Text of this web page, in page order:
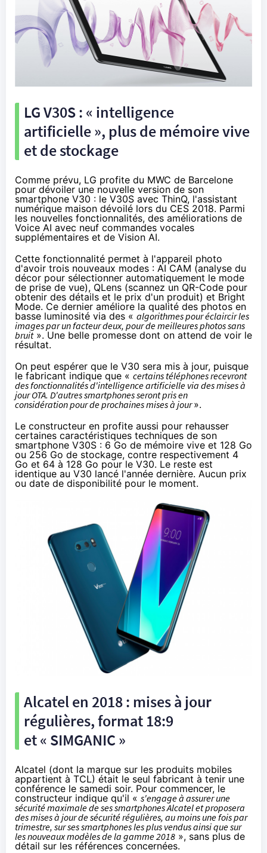
LG V30S : « intelligence
artificielle », plus de mémoire vive
et de stockage
Comme prévu, LG profite du MWC de Barcelone
pour dévoiler une nouvelle version de son
smartphone V30 : le V30S avec ThinQ, l'assistant
numérique maison dévoilé lors du CES 2018. Parmi
les nouvelles fonctionnalités, des améliorations de
Voice AI avec neuf commandes vocales
supplémentaires et de Vision AI.
Cette fonctionnalité permet à l'appareil photo
d'avoir trois nouveaux modes : AI CAM (analyse du
décor pour sélectionner automatiquement le mode
de prise de vue), QLens (scannez un QR-Code pour
obtenir des détails et le prix d'un produit) et Bright
Mode. Ce dernier améliore la qualité des photos en
basse luminosité via des « algorithmes pour éclaircir les
images par un facteur deux, pour de meilleures photos sans
bruit». Une belle promesse dont on attend de voir le
résultat.
On peut espérer que le V30 sera mis à jour, puisque
le fabricant indique que « certains téléphones recevront
des fonctionnalités d'intelligence artificielle via des mises à
jour OTA. D'autres smartphones seront pris en
considération pour de prochaines mises à jour».
Le constructeur en profite aussi pour rehausser
certaines caractéristiques techniques de son
smartphone V30S : 6 Go de mémoire vive et 128 Go
ou 256 Go de stockage, contre respectivement 4
Go et 64 à 128 Go pour le V30. Le reste est
identique au V30 lancé l'année dernière. Aucun prix
ou date de disponibilité pour le moment.
Alcatel en 2018 : mises à jour
régulières, format 18:9
et « SIMGANIC »
Alcatel (dont la marque sur les produits mobiles
appartient à TCL) était le seul fabricant à tenir une
conférence le samedi soir. Pour commencer, le
constructeur indique qu'il « s'engage à assurer une
sécurité maximale de ses smartphones Alcatel et proposera
des mises à jour de sécurité régulières, au moins une fois par
trimestre, sur ses smartphones les plus vendus ainsi que sur
les nouveaux modèles de la gamme 2018 », sans plus de
détail sur les références concernées.